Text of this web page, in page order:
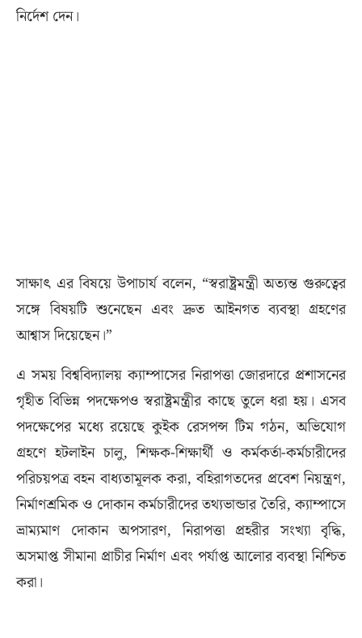
নির্দেশ দেন।
সাক্ষাৎ এর বিষয়ে উপাচার্য বলেন, “স্বরাষ্ট্রমন্ত্রী অত্যন্ত গুরুত্বের
সঙ্গে বিষয়টি শুনেছেন এবং দ্রুত আইনগত ব্যবস্থা গ্রহণের
আশ্বাস দিয়েছেন।”
এ সময় বিশ্ববিদ্যালয় ক্যাম্পাসের নিরাপত্তা জোরদারে প্রশাসনের
গৃহীত বিভিন্ন পদক্ষেপও স্বরাষ্ট্রমন্ত্রীর কাছে তুলে ধরা হয়। এসব
পদক্ষেপের মধ্যে রয়েছে কুইক রেসপন্স টিম গঠন, অভিযোগ
গ্রহণে হটলাইন চালু, শিক্ষক-শিক্ষার্থী ও কর্মকর্তা-কর্মচারীদের
পরিচয়পত্র বহন বাধ্যতামূলক করা, বহিরাগতদের প্রবেশ নিয়ন্ত্রণ,
নির্মাণশ্রমিক ও দোকান কর্মচারীদের তথ্যভান্ডার তৈরি, ক্যাম্পাসে
ভ্রাম্যমাণ দোকান অপসারণ, নিরাপত্তা প্রহরীর সংখ্যা বৃদ্ধি,
অসমাপ্ত সীমানা প্রাচীর নির্মাণ এবং পর্যাপ্ত আলোর ব্যবস্থা নিশ্চিত
করা।